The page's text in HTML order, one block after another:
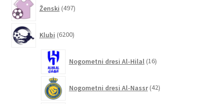
Ženski 497izdelkov
Klubi 6200izdelkov
Nogometni dresi Al-Hilal 16izdelkov
Nogometni dresi Al-Nassr 42izdelkov